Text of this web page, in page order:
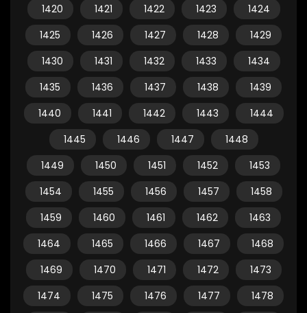
1420
1421 1422 1423
1424
1425
1426 1427 1428
1429
1430
1431 1432 1433
1434
1435
1436 1437 1438
1439
1440
1441 1442 1443
1444
1445
1446 1447
1448
1449
1450 1451 1452
1453
1454
1455 1456 1457
1458
1459
1460 1461 1462
1463
1464
1465 1466 1467
1468
1469
1470 1471 1472
1473
1474
1475 1476 1477
1478